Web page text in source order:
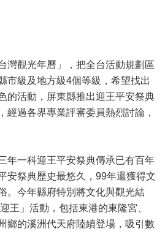
灣觀光年曆」，把全台活動規劃區
市級及地方級4個等級，希望找出
的活動，屏東縣推出迎王平安祭典
經過各界專業評審委員熱烈討論，
年一科迎王平安祭典傳承已有百年
安祭典歷史最悠久，99年還獲得文
。今年縣府特別將文化與觀光結
王」活動，包括東港的東隆宮、
鄉的溪洲代天府陸續登場，吸引數